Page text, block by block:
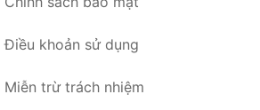
Điều khoản sử dụng
Miễn trừ trách nhiệm